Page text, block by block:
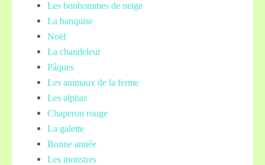
Les bonhommes de neige
La banquise
Noël
La chandeleur
Pâques
Les animaux de la ferme
Les alphas
Chaperon rouge
La galette
Bonne année
Les monstres